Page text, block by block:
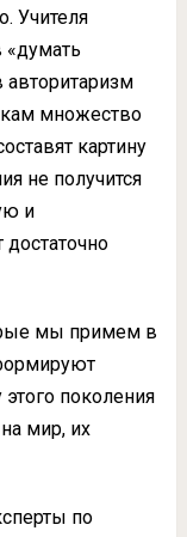
Учителя
авторитаризм
множество
картину
не получится
и
мы примем в
поколения
мир, их
по